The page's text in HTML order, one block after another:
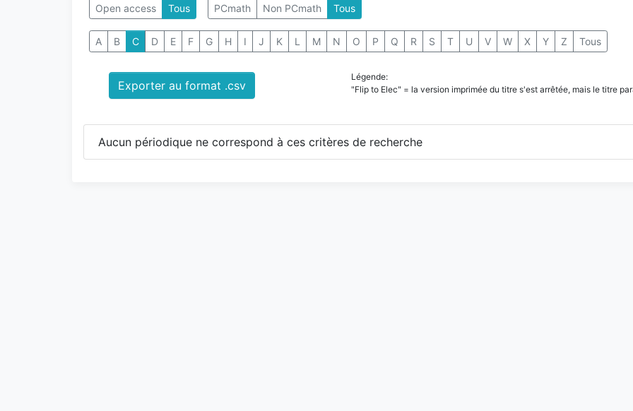
Open access Tous PCmath Non PCmath Tous
A B C D E F G H I J K L M N O P Q R S T U V W X Y Z Tous
Exporter au format .csv
Légende:
"Flip to Elec" = la version imprimée du titre s'est arrêtée, mais le titre
Aucun périodique ne correspond à ces critères de recherche